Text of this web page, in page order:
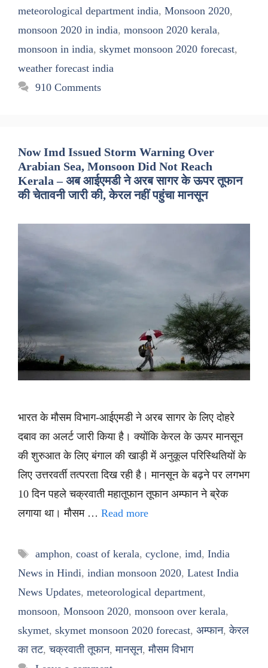
meteorological department india, Monsoon 2020,
monsoon 2020 in india, monsoon 2020 kerala,
monsoon in india, skymet monsoon 2020 forecast,
weather forecast india
910 Comments
Now Imd Issued Storm Warning Over
Arabian Sea, Monsoon Did Not Reach
Kerala – अब आईएमडी ने अरब सागर के ऊपर तूफान
की चेतावनी जारी की, केरल नहीं पहुंचा मानसून
भारत के मौसम विभाग-आईएमडी ने अरब सागर के लिए दोहरे
दबाव का अलर्ट जारी किया है। क्योंकि केरल के ऊपर मानसून
की शुरुआत के लिए बंगाल की खाड़ी में अनुकूल परिस्थितियों के
लिए उत्तरवर्ती तत्परता दिख रही है। मानसून के बढ़ने पर लगभग
10 दिन पहले चक्रवाती महातूफान तूफान अम्फान ने ब्रेक
लगाया था। मौसम … Read more
Tags
amphon, coast of kerala, cyclone, imd, India
News in Hindi, indian monsoon 2020, Latest India
News Updates, meteorological department,
monsoon, Monsoon 2020, monsoon over kerala,
skymet, skymet monsoon 2020 forecast, अम्फान,केरल
का तट,चक्रवाती तूफान,मानसून,मौसम विभाग